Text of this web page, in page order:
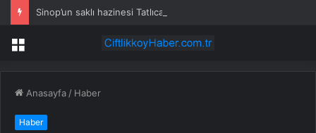
Menü
Anasayfa / Haber
Haber